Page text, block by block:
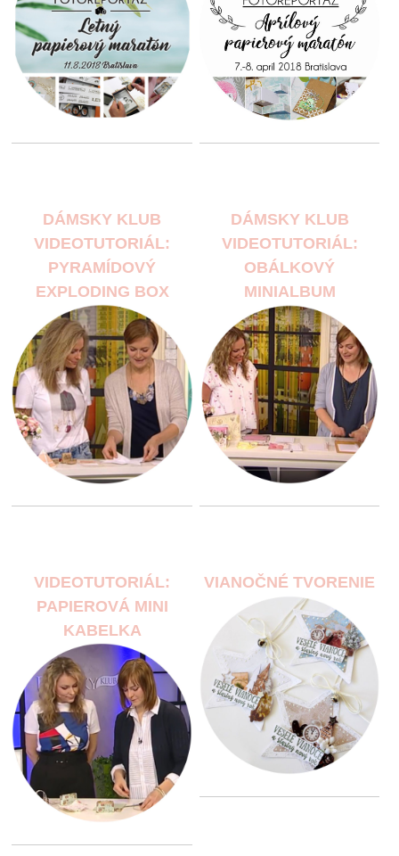
DÁMSKY KLUB
VIDEOTUTORIÁL:
PYRAMÍDOVÝ
EXPLODING BOX
DÁMSKY KLUB
VIDEOTUTORIÁL:
OBÁLKOVÝ
MINIALBUM
VIDEOTUTORIÁL:
PAPIEROVÁ MINI
KABELKA
VIANOČNÉ TVORENIE